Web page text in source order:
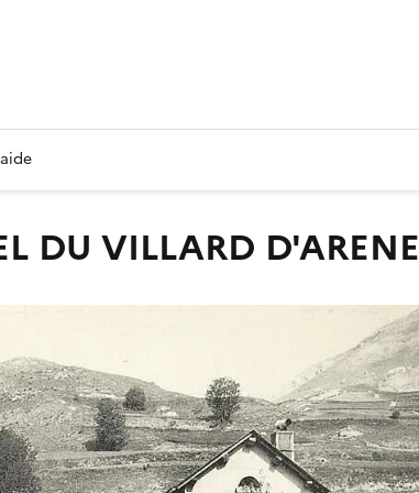
DU VILLARD D'ARENE